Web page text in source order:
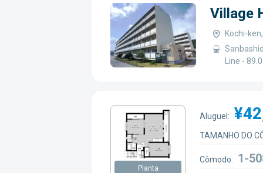
Village
Kochi-
Line -
Planta
Aluguel:
TAMANHO DO
Cômodo: 1-